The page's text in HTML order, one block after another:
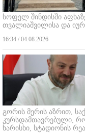
სოფელ შინდისში
თვალიაშვილისა და
16:34 / 04.08.2026
გორის მერის აზრით,
კურსდამთავრებული,
ხარისხი, სტადიონის